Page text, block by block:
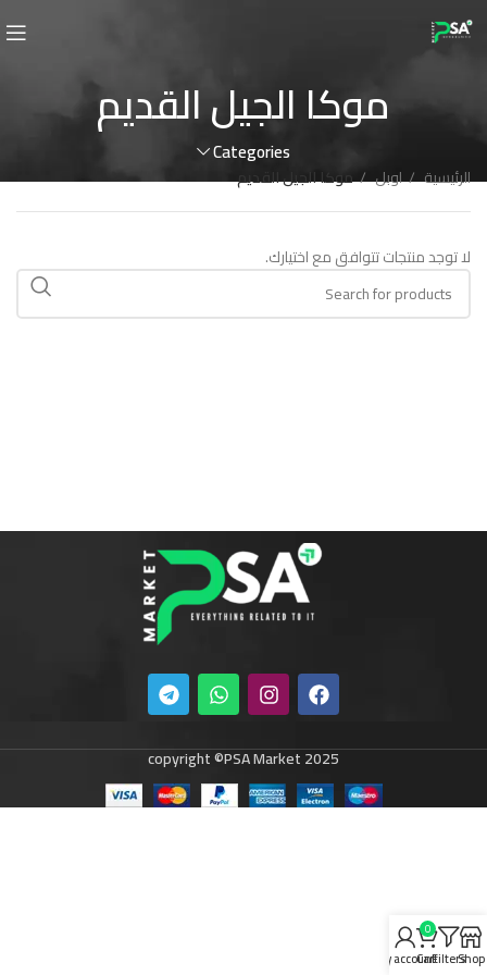
موكا الجيل القديم
Categories
الرئيسية اوبل موكا الجيل القديم
لا توجد منتجات تتوافق مع اختيارك.
copyright ©PSA Market 2025
Shop
Filters
0
Cart
My account